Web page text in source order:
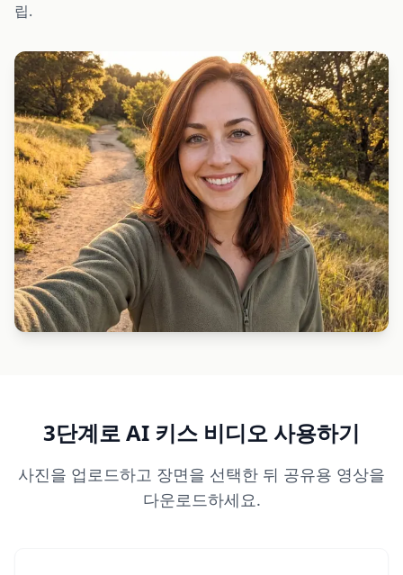
립.
3단계로 AI 키스 비디오 사용하기
사진을 업로드하고 장면을 선택한 뒤 공유용 영상을
다운로드하세요.